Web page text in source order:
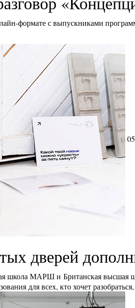
формате с выпускниками
дверей
школа МАРШ и Британская высшая
для всех, кто хочет